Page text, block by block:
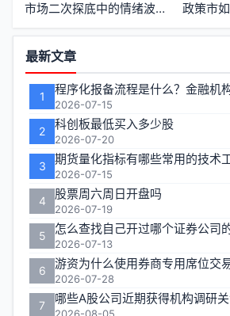
市场二次探底中的情绪波动与资金流向
功
能
区
最新文章
1
2026-07-15
2 科创板最低买入多少股
2026-07-20
3 期货量化指标有哪些常用的技术
2026-07-15
4 股票周六周日开盘吗
2026-07-19
5 怎么查找自己开过哪个证券公司
2026-07-13
6 游资为什么使用券商专用席位交
2026-07-28
7 哪些A股公司近期获得机构调研